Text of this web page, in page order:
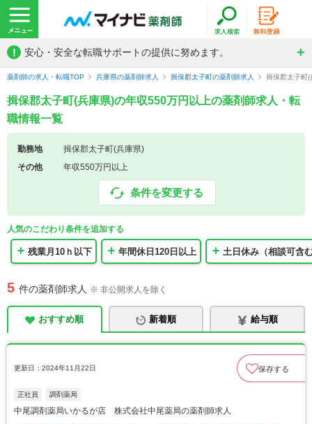
! 安心・安全な転職サポートの提供に努めます。
薬剤師の求人・転職TOP 兵庫県の薬剤師求人 揖保郡太子町の薬剤師求人 揖保郡太子町
揖保郡太子町(兵庫県)の年収550万円以上の薬剤師求人・転
職情報一覧
勤務地
揖保郡太子町(兵庫県)
その他
年収550万円以上
条件を変更する
人気のこだわり条件を追加する
残業月10ｈ以下 年間休日120日以上 土日休み（相談可含
5 件の薬剤師求人 ※ 非公開求人を除く
おすすめ順 新着順 給与順
更新日：2024年11月22日 保存する
正社員 調剤薬局
中尾調剤薬局いかるが店 株式会社中尾薬局の薬剤師求人